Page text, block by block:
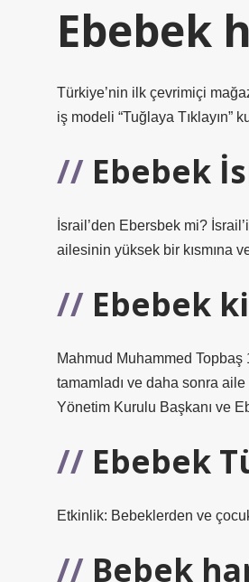
Ebebek
Türkiye’nin ilk çevrimiçi
iş modeli “Tuğlaya Tıklayın”
Ebebek
İsrail’den Ebersbek mi?
ailesinin yüksek bir kısmına
Ebebek
Mahmud Muhammed
tamamladı ve daha sonra
Yönetim Kurulu Başkanı ve
Ebebek
Etkinlik: Bebeklerden ve
Bebek